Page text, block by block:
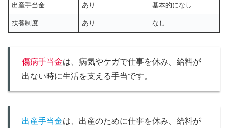
出産手当金 あり 基本的になし
扶養制度 あり なし
傷病手当金は、病気やケガで仕事を休み、給料が
出ない時に生活を支える手当です。
出産手当金は、出産のために仕事を休み、給料が